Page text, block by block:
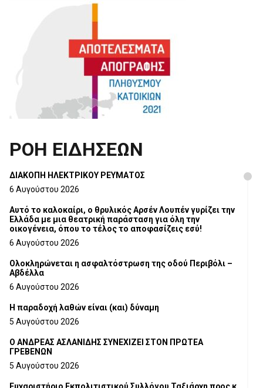
ΡΟΗ ΕΙΔΗΣΕΩΝ
ΔΙΑΚΟΠΗ ΗΛΕΚΤΡΙΚΟΥ ΡΕΥΜΑΤΟΣ
6 Αυγούστου 2026
Αυτό το καλοκαίρι, ο θρυλικός Αρσέν Λουπέν γυρίζει την
Ελλάδα με μια θεατρική παράσταση για όλη την
οικογένεια, όπου το τέλος το αποφασίζεις εσύ!
6 Αυγούστου 2026
Ολοκληρώνεται η ασφαλτόστρωση της οδού Περιβόλι –
Αβδέλλα
6 Αυγούστου 2026
H παραδοχή λαθών είναι (και) δύναμη
5 Αυγούστου 2026
Ο ΑΝΔΡΕΑΣ ΑΣΛΑΝΙΔΗΣ ΣΥΝΕΧΙΖΕΙ ΣΤΟΝ ΠΡΩΤΕΑ
ΓΡΕΒΕΝΩΝ
5 Αυγούστου 2026